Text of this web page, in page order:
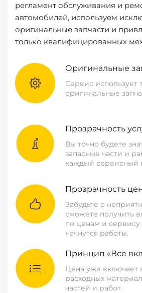
регламент обслуживания и
автомобилей, используем
оригинальные запчасти и
только квалифицированных
Оригинальные
Сервис использует
оригинальные
Прозрачность
Вы точно будете
запасные части и
каждый сервисный
Прозрачность
Забудьте о
сможете получить
по ценам и сервису
начнутся работы.
Принцип «Все
Цена уже включает
расходных
частей и работ.